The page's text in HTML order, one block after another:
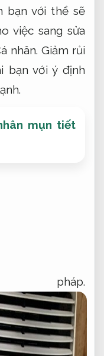
bạn với thể sẽ
việc sang sửa
nhân. Giảm rủi
bạn với ý định
mụn tiết